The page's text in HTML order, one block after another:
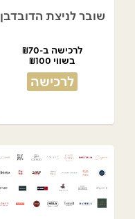
שובר לניצת הדובדבן
לרכישה ב-₪70
בשווי ₪100
לרכישה